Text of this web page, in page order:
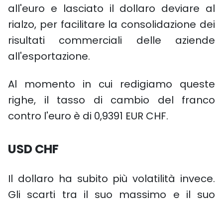
all'euro e lasciato il dollaro deviare al
rialzo, per facilitare la consolidazione dei
risultati commerciali delle aziende
all'esportazione.
Al momento in cui redigiamo queste
righe, il tasso di cambio del franco
contro l'euro è di 0,9391 EUR CHF.
USD CHF
Il dollaro ha subito più volatilità invece.
Gli scarti tra il suo massimo e il suo